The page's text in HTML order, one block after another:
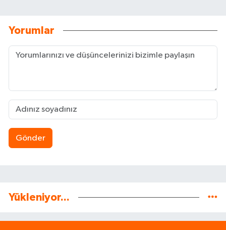
Yorumlar
Gönder
Yükleniyor...